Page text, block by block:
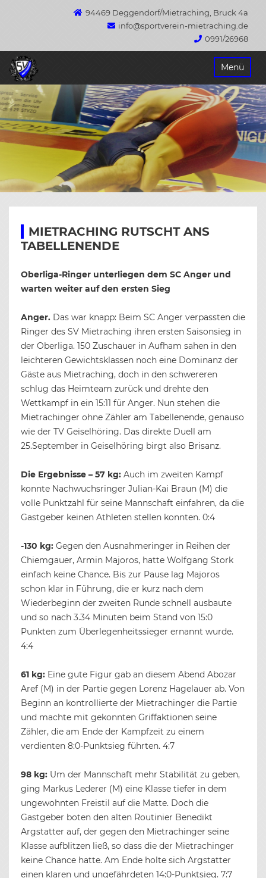
94469 Deggendorf/Mietraching, Bruck 4a
info@sportverein-mietraching.de
0991/26968
Menü
MIETRACHING RUTSCHT ANS
TABELLENENDE
Oberliga-Ringer unterliegen dem SC Anger und
warten weiter auf den ersten Sieg
Anger. Das war knapp: Beim SC Anger verpassten die
Ringer des SV Mietraching ihren ersten Saisonsieg in
der Oberliga. 150 Zuschauer in Aufham sahen in den
leichteren Gewichtsklassen noch eine Dominanz der
Gäste aus Mietraching, doch in den schwereren
schlug das Heimteam zurück und drehte den
Wettkampf in ein 15:11 für Anger. Nun stehen die
Mietrachinger ohne Zähler am Tabellenende, genauso
wie der TV Geiselhöring. Das direkte Duell am
25.September in Geiselhöring birgt also Brisanz.
Die Ergebnisse – 57 kg: Auch im zweiten Kampf
konnte Nachwuchsringer Julian-Kai Braun (M) die
volle Punktzahl für seine Mannschaft einfahren, da die
Gastgeber keinen Athleten stellen konnten. 0:4
-130 kg: Gegen den Ausnahmeringer in Reihen der
Chiemgauer, Armin Majoros, hatte Wolfgang Stork
einfach keine Chance. Bis zur Pause lag Majoros
schon klar in Führung, die er kurz nach dem
Wiederbeginn der zweiten Runde schnell ausbaute
und so nach 3.34 Minuten beim Stand von 15:0
Punkten zum Überlegenheitssieger ernannt wurde.
4:4
61 kg: Eine gute Figur gab an diesem Abend Abozar
Aref (M) in der Partie gegen Lorenz Hagelauer ab. Von
Beginn an kontrollierte der Mietrachinger die Partie
und machte mit gekonnten Griffaktionen seine
Zähler, die am Ende der Kampfzeit zu einem
verdienten 8:0-Punktsieg führten. 4:7
98 kg: Um der Mannschaft mehr Stabilität zu geben,
ging Markus Lederer (M) eine Klasse tiefer in dem
ungewohnten Freistil auf die Matte. Doch die
Gastgeber boten den alten Routinier Benedikt
Argstatter auf, der gegen den Mietrachinger seine
Klasse aufblitzen ließ, so dass die der Mietrachinger
keine Chance hatte. Am Ende holte sich Argstatter
einen klaren und ungefährdeten 14:0-Punktsieg. 7:7